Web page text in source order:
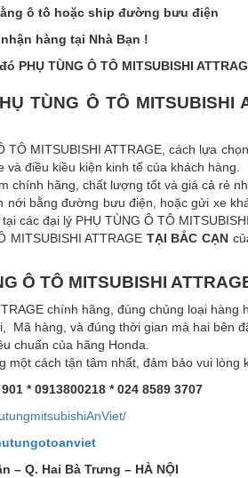
ô tô hoặc ship đường bưu điện
hàng tại Nhà Bạn !
PHỤ TÙNG Ô TÔ MITSUBISHI
TÙNG Ô TÔ MITSUBISHI
MITSUBISHI ATTRAGE, cách lựa
điều kiều kiện kinh tế của khách hàng.
chính hãng, chất lượng tốt và giá cả rẻ
nới bằng đường bưu điện, hoặc gửi xe
các đại lý PHỤ TÙNG Ô TÔ
MITSUBISHI ATTRAGE TẠI BẮC CẠN
Ô TÔ MITSUBISHI
chính hãng, đúng chủng loại hàng
Mã hàng, và đúng thời gian mà hai bên
chuẩn của hãng Honda.
một cách tận tâm nhất, đảm bảo vui lòng
* 0913800218 * 024 8589 3707
– Q. Hai Bà Trưng – HÀ NỘI